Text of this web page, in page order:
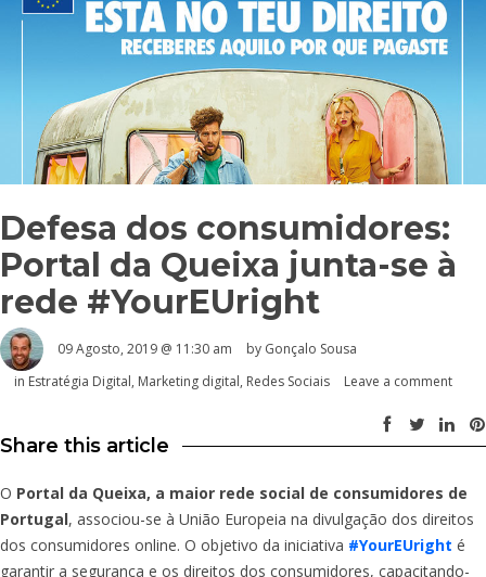
Defesa dos consumidores:
Portal da Queixa junta-se à
rede #YourEUright
09 Agosto, 2019 @ 11:30 am by Gonçalo Sousa
in Estratégia Digital, Marketing digital, Redes Sociais Leave a comment
Share this article
O Portal da Queixa, a maior rede social de consumidores de
Portugal, associou-se à União Europeia na divulgação dos direitos
dos consumidores online. O objetivo da iniciativa #YourEUright é
garantir a segurança e os direitos dos consumidores, capacitando-